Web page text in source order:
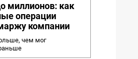
миллионов: как
операции
компании
чем мог